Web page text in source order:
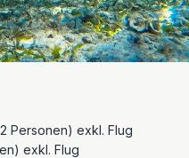
Personen) exkl. Flug
exkl. Flug